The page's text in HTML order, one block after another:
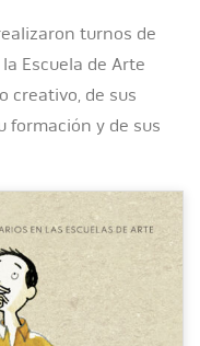
turnos de
Escuela de Arte
creativo, de sus
formación y de sus